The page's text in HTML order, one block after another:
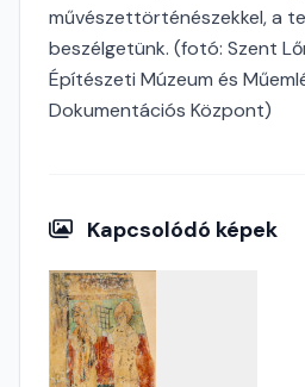
művészettörténészekkel, a
beszélgetünk. (fotó: Szent
Építészeti Múzeum és
Dokumentációs Központ)
Kapcsolódó képek